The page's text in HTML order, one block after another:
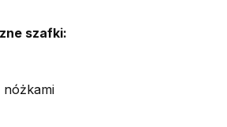
szafki:
nóżkami